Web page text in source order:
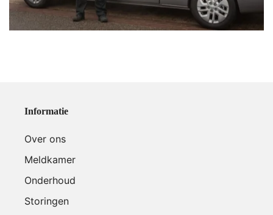
Informatie
Over ons
Meldkamer
Onderhoud
Storingen